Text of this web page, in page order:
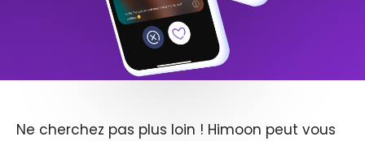
Ne cherchez pas plus loin ! Himoon peut vous